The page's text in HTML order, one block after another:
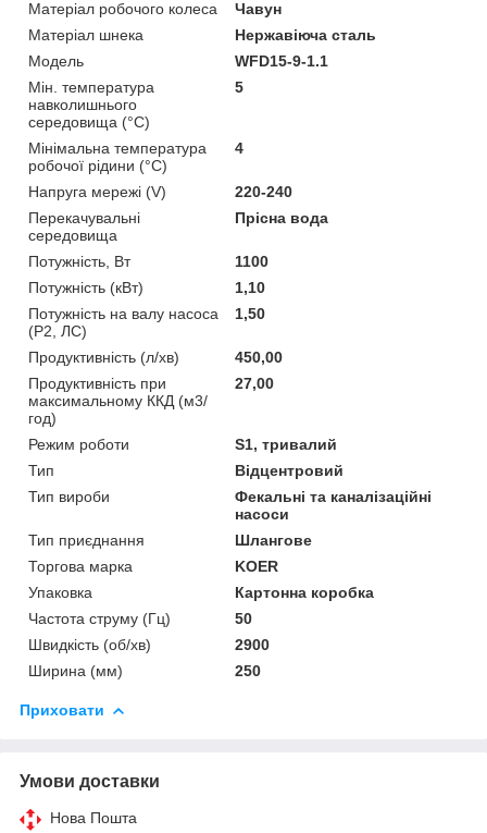
Матеріал робочого колеса
Чавун
Матеріал шнека
Нержавіюча сталь
Мoдель
WFD15-9-1.1
Мін. температура
навколишнього
середовища (°C)
5
Мінімальна температура
робочої рідини (°C)
4
Напруга мережі (V)
220-240
Перекачувальні
середовища
Прісна вода
Потужність, Вт
1100
Потужність (кВт)
1,10
Потужність на валу насоса
(P2, ЛС)
1,50
Продуктивність (л/хв)
450,00
Продуктивність при
максимальному ККД (м3/
год)
27,00
Режим роботи
S1, тривалий
Тип
Відцентровий
Тип вироби
Фекальні та каналізаційні
насоси
Тип приєднання
Шлангове
Торгова марка
KOER
Упаковка
Картонна коробка
Частота струму (Гц)
50
Швидкість (об/хв)
2900
Ширина (мм)
250
Приховати
Умови доставки
Нова Пошта